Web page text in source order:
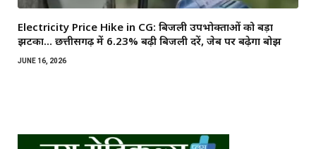
Electricity Price Hike in CG: बिजली उपभोक्ताओं को बड़ा
झटका… छत्तीसगढ़ में 6.23% बढ़ी बिजली दरें, जेब पर बढ़ेगा बोझ
JUNE 16, 2026